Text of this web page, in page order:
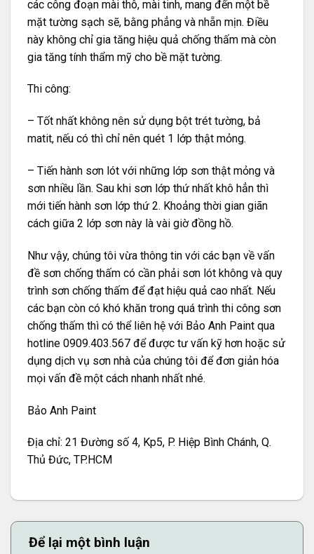
các công đoạn mài thô, mài tinh, mang đến một bề
mặt tường sạch sẽ, bằng phẳng và nhẵn mịn. Điều
này không chỉ gia tăng hiệu quả chống thấm mà còn
gia tăng tính thẩm mỹ cho bề mặt tường.
Thi công:
– Tốt nhất không nên sử dụng bột trét tường, bả
matit, nếu có thì chỉ nên quét 1 lớp thật mỏng.
– Tiến hành sơn lót với những lớp sơn thật mỏng và
sơn nhiều lần. Sau khi sơn lớp thứ nhất khô hẳn thì
mới tiến hành sơn lớp thứ 2. Khoảng thời gian giãn
cách giữa 2 lớp sơn này là vài giờ đồng hồ.
Như vậy, chúng tôi vừa thông tin với các bạn về vấn
đề sơn chống thấm có cần phải sơn lót không và quy
trình sơn chống thấm để đạt hiệu quả cao nhất. Nếu
các bạn còn có khó khăn trong quá trình thi công sơn
chống thấm thì có thể liên hệ với Bảo Anh Paint qua
hotline 0909.403.567 để được tư vấn kỹ hơn hoặc sử
dụng dịch vụ sơn nhà của chúng tôi để đơn giản hóa
mọi vấn đề một cách nhanh nhất nhé.
Bảo Anh Paint
Địa chỉ: 21 Đường số 4, Kp5, P. Hiệp Bình Chánh, Q.
Thủ Đức, TP.HCM
Để lại một bình luận